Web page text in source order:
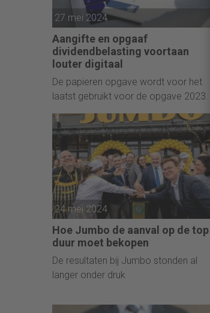
27 mei 2024
Aangifte en opgaaf
dividendbelasting voortaan
louter digitaal
De papieren opgave wordt voor het
laatst gebruikt voor de opgave 2023.
24 mei 2024
Hoe Jumbo de aanval op de top
duur moet bekopen
De resultaten bij Jumbo stonden al
langer onder druk